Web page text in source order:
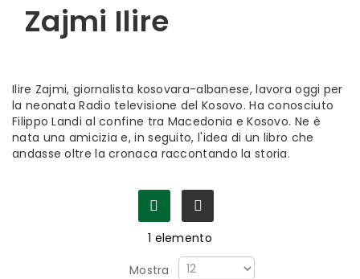
Zajmi Ilire
Ilire Zajmi, giornalista kosovara-albanese, lavora oggi per
la neonata Radio televisione del Kosovo. Ha conosciuto
Filippo Landi al confine tra Macedonia e Kosovo. Ne è
nata una amicizia e, in seguito, l'idea di un libro che
andasse oltre la cronaca raccontando la storia.
1 elemento
Mostra